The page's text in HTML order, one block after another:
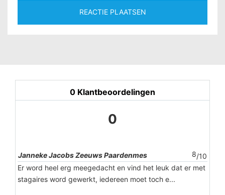
0 Klantbeoordelingen
0
Janneke Jacobs Zeeuws Paardenmes 8/10
Er word heel erg meegedacht en vind het leuk dat er met
stagaires word gewerkt, iedereen moet toch e...